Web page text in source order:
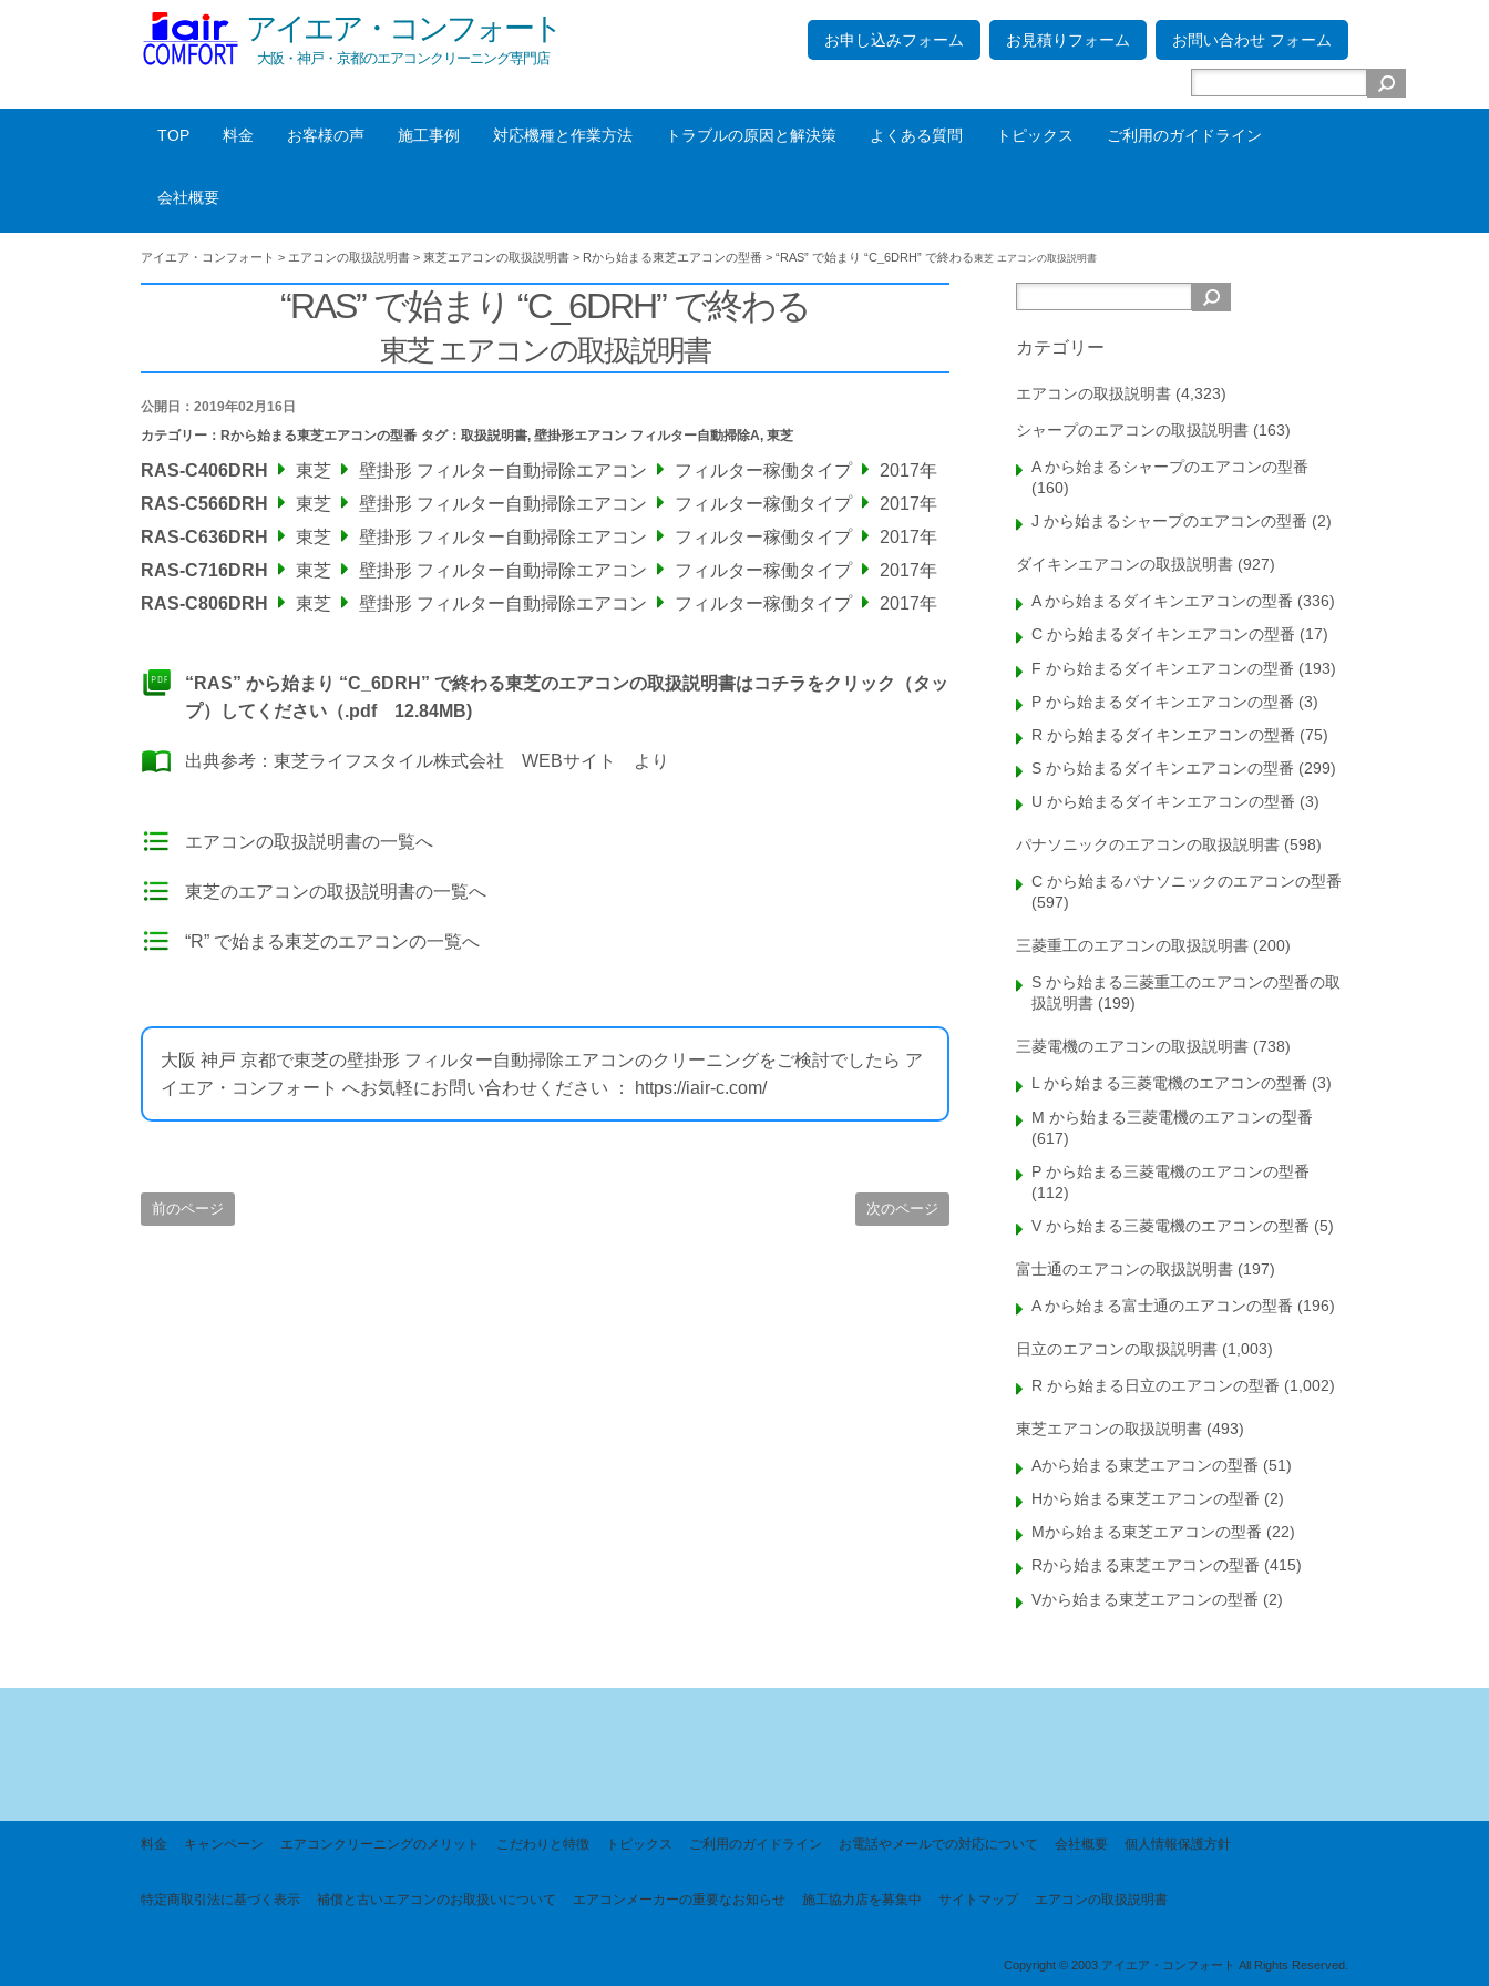
アイエア・コンフォート
大阪・神戸・京都のエアコンクリーニング専門店
お申し込みフォーム お見積りフォーム お問い合わせ フォーム
TOP 料金 お客様の声 施工事例 対応機種と作業方法 トラブルの原因と解決策 よくある質問 トピックス ご利用のガイドライン
会社概要
アイエア・コンフォート > エアコンの取扱説明書 > 東芝エアコンの取扱説明書 > Rから始まる東芝エアコンの型番 > “RAS” で始まり “C_6DRH” で終わる東芝 エアコンの取扱説明書
“RAS” で始まり “C_6DRH” で終わる
東芝 エアコンの取扱説明書
公開日：2019年02月16日
カテゴリー： Rから始まる東芝エアコンの型番 タグ： 取扱説明書, 壁掛形エアコン フィルター自動掃除A, 東芝
RAS-C406DRH 東芝 壁掛形 フィルター自動掃除エアコン フィルター稼働タイプ
2017年
RAS-C566DRH
東芝 壁掛形 フィルター自動掃除エアコン フィルター稼働タイプ
2017年
RAS-C636DRH
東芝 壁掛形 フィルター自動掃除エアコン フィルター稼働タイプ
2017年
RAS-C716DRH
東芝 壁掛形 フィルター自動掃除エアコン フィルター稼働タイプ
2017年
RAS-C806DRH
東芝 壁掛形 フィルター自動掃除エアコン フィルター稼働タイプ 2017年
“RAS” から始まり “C_6DRH” で終わる東芝のエアコンの取扱説明書はコチラをクリック（タッ
プ）してください（.pdf 12.84MB)
出典参考： 東芝ライフスタイル株式会社 WEBサイト より
エアコンの取扱説明書の一覧へ
東芝のエアコンの取扱説明書の一覧へ
“R” で始まる東芝のエアコンの一覧へ
大阪 神戸 京都で東芝の壁掛形 フィルター自動掃除エアコンのクリーニングをご検討でしたら ア
イエア・コンフォート へお気軽にお問い合わせください ： https://iair-c.com/
前のページ 次のページ
カテゴリー
エアコンの取扱説明書 (4,323)
シャープのエアコンの取扱説明書 (163)
A から始まるシャープのエアコンの型番
(160)
J から始まるシャープのエアコンの型番 (2)
ダイキンエアコンの取扱説明書 (927)
A から始まるダイキンエアコンの型番 (336)
C から始まるダイキンエアコンの型番 (17)
F から始まるダイキンエアコンの型番 (193)
P から始まるダイキンエアコンの型番 (3)
R から始まるダイキンエアコンの型番 (75)
S から始まるダイキンエアコンの型番 (299)
U から始まるダイキンエアコンの型番 (3)
パナソニックのエアコンの取扱説明書 (598)
C から始まるパナソニックのエアコンの型番
(597)
三菱重工のエアコンの取扱説明書 (200)
S から始まる三菱重工のエアコンの型番の取
扱説明書 (199)
三菱電機のエアコンの取扱説明書 (738)
L から始まる三菱電機のエアコンの型番 (3)
M から始まる三菱電機のエアコンの型番
(617)
P から始まる三菱電機のエアコンの型番
(112)
V から始まる三菱電機のエアコンの型番 (5)
富士通のエアコンの取扱説明書 (197)
A から始まる富士通のエアコンの型番 (196)
日立のエアコンの取扱説明書 (1,003)
R から始まる日立のエアコンの型番 (1,002)
東芝エアコンの取扱説明書 (493)
Aから始まる東芝エアコンの型番 (51)
Hから始まる東芝エアコンの型番 (2)
Mから始まる東芝エアコンの型番 (22)
Rから始まる東芝エアコンの型番 (415)
Vから始まる東芝エアコンの型番 (2)
料金 キャンペーン エアコンクリーニングのメリット こだわりと特徴 トピックス ご利用のガイドライン お電話やメールでの対応について 会社概要 個人情報保護方針
特定商取引法に基づく 表示 補償と古いエアコンのお取扱いについて エアコンメーカーの重要なお知らせ 施工協力店を募集中 サイトマップ エアコンの取扱説明書
Copyright © 2003 アイエア・コンフォート All Rights Reserved.